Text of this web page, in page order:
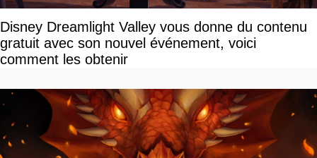
Disney Dreamlight Valley vous donne du contenu
gratuit avec son nouvel événement, voici
comment les obtenir